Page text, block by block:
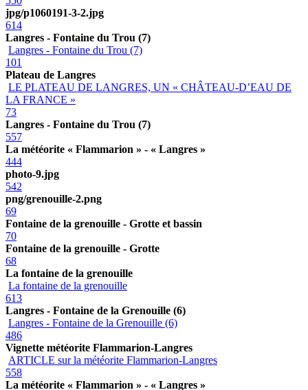
jpg/p1060191-3-2.jpg
614
Langres - Fontaine du Trou (7)
Langres - Fontaine du Trou (7)
101
Plateau de Langres
LE PLATEAU DE LANGRES, UN « CHÂTEAU-D’EAU DE
LA FRANCE »
73
Langres - Fontaine du Trou (7)
557
La météorite « Flammarion » - « Langres »
444
photo-9.jpg
542
png/grenouille-2.png
69
Fontaine de la grenouille - Grotte et bassin
70
Fontaine de la grenouille - Grotte
68
La fontaine de la grenouille
La fontaine de la grenouille
613
Langres - Fontaine de la Grenouille (6)
Langres - Fontaine de la Grenouille (6)
486
Vignette météorite Flammarion-Langres
ARTICLE sur la météorite Flammarion-Langres
558
La météorite « Flammarion » - « Langres »